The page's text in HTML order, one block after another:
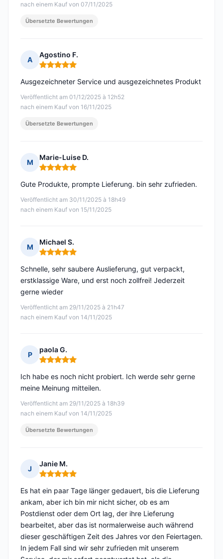
nach einem Kauf von 07/11/2025
Übersetzte Bewertungen
A
Agostino F.
Hinweis: 5 von 5
Veröffentlicht am 01/12/2025 à 12h52
nach einem Kauf von 16/11/2025
Ausgezeichneter Service und ausgezeichnetes Produkt
Übersetzte Bewertungen
M
Marie-Luise D.
Hinweis: 5 von 5
Veröffentlicht am 30/11/2025 à 18h49
nach einem Kauf von 15/11/2025
Gute Produkte, prompte Lieferung. bin sehr zufrieden.
M
Michael S.
Hinweis: 5 von 5
Veröffentlicht am 29/11/2025 à 21h47
nach einem Kauf von 14/11/2025
Schnelle, sehr saubere Auslieferung, gut verpackt,
erstklassige Ware, und erst noch zollfrei! Jederzeit
gerne wieder
P
paola G.
Hinweis: 5 von 5
Veröffentlicht am 29/11/2025 à 18h39
nach einem Kauf von 14/11/2025
Ich habe es noch nicht probiert. Ich werde sehr gerne
meine Meinung mitteilen.
Übersetzte Bewertungen
J
Janie M.
Hinweis: 5 von 5
Es hat ein paar Tage länger gedauert, bis die Lieferung
ankam, aber ich bin mir nicht sicher, ob es am
Postdienst oder dem Ort lag, der ihre Lieferung
bearbeitet, aber das ist normalerweise auch während
dieser geschäftigen Zeit des Jahres vor den Feiertagen.
In jedem Fall sind wir sehr zufrieden mit unserem